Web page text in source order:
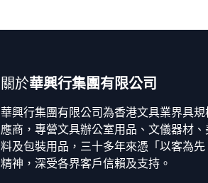
關於華興行集團有限公司
華興行集團有限公司為香港文具業界具
應商，專營文具辦公室用品、文儀器材
料及包裝用品，三十多年來憑「以客為
精神，深受各界客戶信賴及支持。